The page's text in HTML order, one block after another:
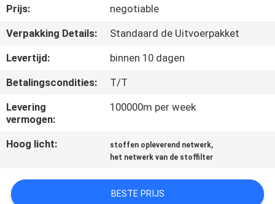
CONTACTEER
ONS
OM EEN
CITAAT
SITEMAP
PRIVACY
Prijs:
negotiable
Verpakking Details:
Standaard de Uitvoerpakket
Levertijd:
binnen 10 dagen
Betalingscondities:
T/T
Levering
vermogen:
100000m per week
Hoog licht: stoffen opleverend netwerk,
het netwerk van de stoffilter
BESTE PRIJS